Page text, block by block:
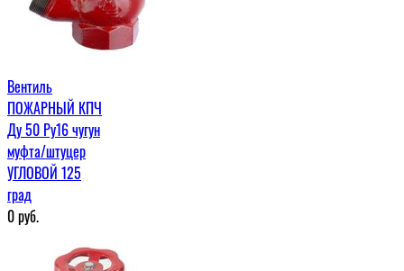
Вентиль
ПОЖАРНЫЙ КПЧ
Ду 50 Ру16 чугун
муфта/штуцер
УГЛОВОЙ 125
град
0руб.